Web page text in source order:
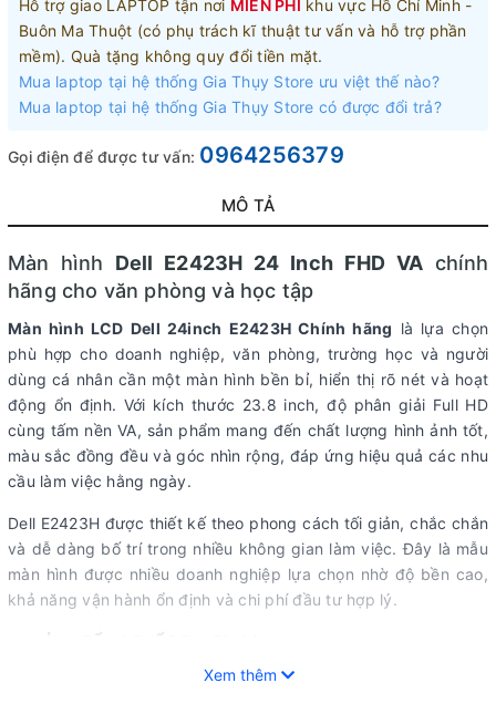
Hỗ trợ giao LAPTOP tận nơi MIỄN PHÍ khu vực Hồ Chí Minh -
Buôn Ma Thuột (có phụ trách kĩ thuật tư vấn và hỗ trợ phần
mềm). Quà tặng không quy đổi tiền mặt.
Mua laptop tại hệ thống Gia Thụy Store ưu việt thế nào?
Mua laptop tại hệ thống Gia Thụy Store có được đổi trả?
Gọi điện để được tư vấn: 0964256379
MÔ TẢ
Màn hình Dell E2423H 24 Inch FHD VA chính
hãng cho văn phòng và học tập
Màn hình LCD Dell 24inch E2423H Chính hãng là lựa chọn
phù hợp cho doanh nghiệp, văn phòng, trường học và người
dùng cá nhân cần một màn hình bền bỉ, hiển thị rõ nét và hoạt
động ổn định. Với kích thước 23.8 inch, độ phân giải Full HD
cùng tấm nền VA, sản phẩm mang đến chất lượng hình ảnh tốt,
màu sắc đồng đều và góc nhìn rộng, đáp ứng hiệu quả các nhu
cầu làm việc hằng ngày.
Dell E2423H được thiết kế theo phong cách tối giản, chắc chắn
và dễ dàng bố trí trong nhiều không gian làm việc. Đây là mẫu
màn hình được nhiều doanh nghiệp lựa chọn nhờ độ bền cao,
khả năng vận hành ổn định và chi phí đầu tư hợp lý.
=== ẢNH TỔNG THỂ DELL E2423H ===
Hiển thị Full HD sắc nét với tấm nền VA
Xem thêm